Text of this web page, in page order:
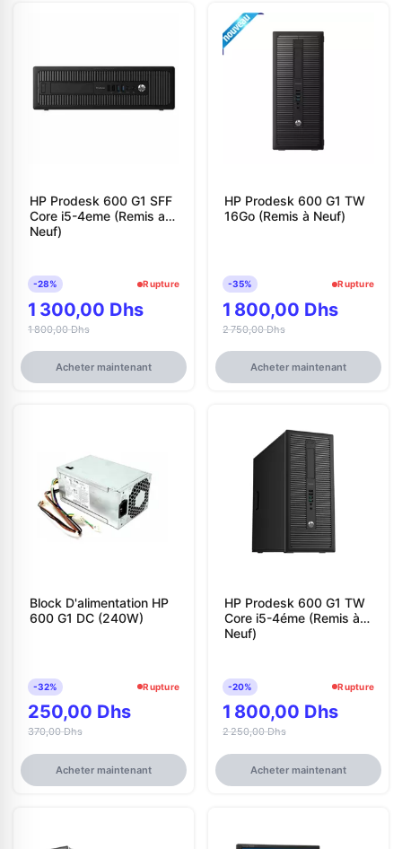
HP Prodesk 600 G1 SFF
Core i5-4eme (Remis a
Neuf)
-28% Rupture
1 300,00 Dhs
1 800,00 Dhs
Acheter maintenant
HP Prodesk 600 G1 TW
16Go (Remis à Neuf)
-35% Rupture
1 800,00 Dhs
2 750,00 Dhs
Acheter maintenant
Block D'alimentation HP
600 G1 DC (240W)
-32% Rupture
250,00 Dhs
370,00 Dhs
Acheter maintenant
HP Prodesk 600 G1 TW
Core i5-4éme (Remis à
Neuf)
-20% Rupture
1 800,00 Dhs
2 250,00 Dhs
Acheter maintenant